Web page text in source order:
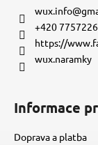
wux.info@
+420
https://
wux.naramky
Informace
Doprava a platba